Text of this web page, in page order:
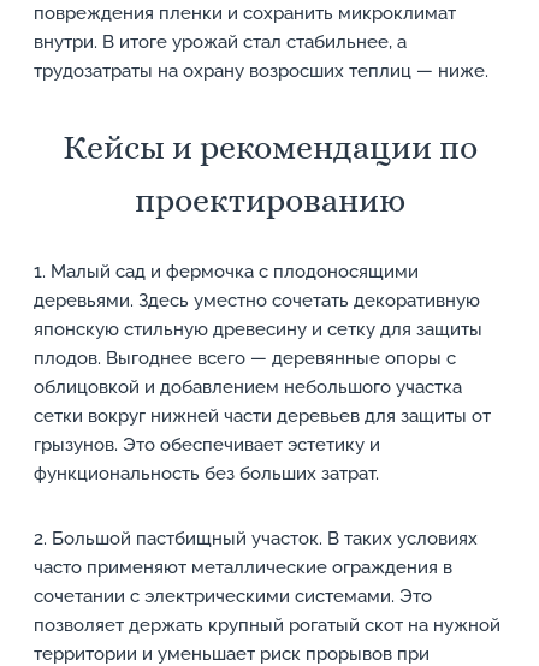
повреждения пленки и сохранить микроклимат
внутри. В итоге урожай стал стабильнее, а
трудозатраты на охрану возросших теплиц — ниже.
Кейсы и рекомендации по
проектированию
1. Малый сад и фермочка с плодоносящими
деревьями. Здесь уместно сочетать декоративную
японскую стильную древесину и сетку для защиты
плодов. Выгоднее всего — деревянные опоры с
облицовкой и добавлением небольшого участка
сетки вокруг нижней части деревьев для защиты от
грызунов. Это обеспечивает эстетику и
функциональность без больших затрат.
2. Большой пастбищный участок. В таких условиях
часто применяют металлические ограждения в
сочетании с электрическими системами. Это
позволяет держать крупный рогатый скот на нужной
территории и уменьшает риск прорывов при